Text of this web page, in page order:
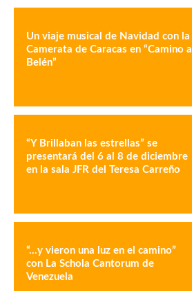
Un viaje musical de Navidad con la
Camerata de Caracas en “Camino a
Belén”
“Y Brillaban las estrellas” se
presentará del 6 al 8 de diciembre
en la sala JFR del Teresa Carreño
“…y vieron una luz en el camino”
con La Schola Cantorum de
Venezuela